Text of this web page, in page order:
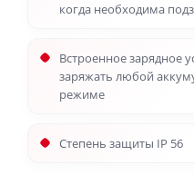
когда необходима
Встроенное зарядное
заряжать любой
режиме
Степень защиты IP 56